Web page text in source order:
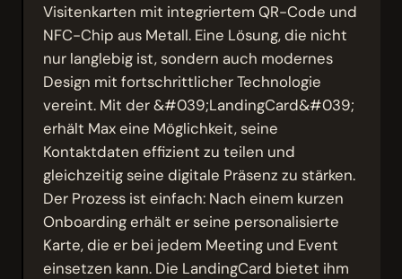
Visitenkarten mit integriertem QR-Code und
NFC-Chip aus Metall. Eine Lösung, die nicht
nur langlebig ist, sondern auch modernes
Design mit fortschrittlicher Technologie
vereint. Mit der &#039;LandingCard&#039;
erhält Max eine Möglichkeit, seine
Kontaktdaten effizient zu teilen und
gleichzeitig seine digitale Präsenz zu stärken.
Der Prozess ist einfach: Nach einem kurzen
Onboarding erhält er seine personalisierte
Karte, die er bei jedem Meeting und Event
einsetzen kann. Die LandingCard bietet ihm